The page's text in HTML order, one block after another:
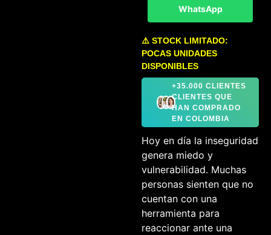
WhatsApp
⚠️ STOCK LIMITADO:
POCAS UNIDADES
DISPONIBLES
+35.000 CLIENTES
CLIENTES QUE
HAN COMPRADO
EN COLOMBIA
Hoy en día la inseguridad
genera miedo y
vulnerabilidad. Muchas
personas sienten que no
cuentan con una
herramienta para
reaccionar ante una